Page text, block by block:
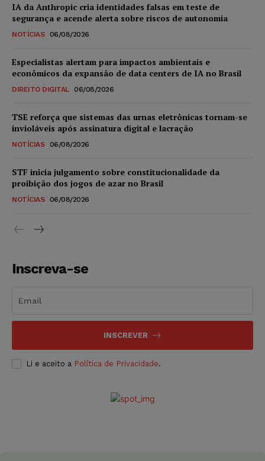
IA da Anthropic cria identidades falsas em teste de
segurança e acende alerta sobre riscos de autonomia
NOTÍCIAS 06/08/2026
Especialistas alertam para impactos ambientais e
econômicos da expansão de data centers de IA no Brasil
DIREITO DIGITAL 06/08/2026
TSE reforça que sistemas das urnas eletrônicas tornam-se
invioláveis após assinatura digital e lacração
NOTÍCIAS 06/08/2026
STF inicia julgamento sobre constitucionalidade da
proibição dos jogos de azar no Brasil
NOTÍCIAS 06/08/2026
Inscreva-se
INSCREVER
Li e aceito a Política de Privacidade.